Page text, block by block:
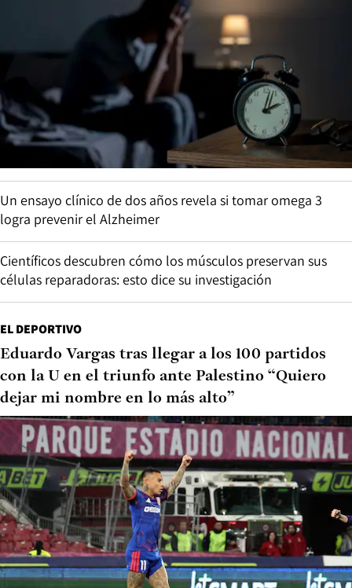
Un ensayo clínico de dos años revela si tomar omega 3
logra prevenir el Alzheimer
Científicos descubren cómo los músculos preservan sus
células reparadoras: esto dice su investigación
EL DEPORTIVO
Eduardo Vargas tras llegar a los 100 partidos
con la U en el triunfo ante Palestino “Quiero
dejar mi nombre en lo más alto”